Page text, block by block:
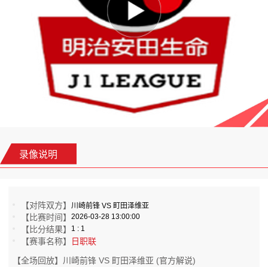
录像说明
【对阵双方】川崎前锋 VS 町田泽维亚
【比赛时间】2026-03-28 13:00:00
【比分结果】 1 : 1
【赛事名称】
日职联
【全场回放】川崎前锋 VS 町田泽维亚 (官方解说)